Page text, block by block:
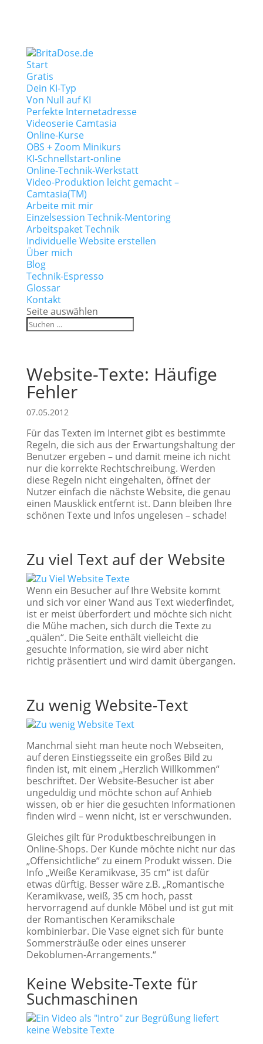
Start
Gratis
Dein KI-Typ
Von Null auf KI
Perfekte Internetadresse
Videoserie Camtasia
Online-Kurse
OBS + Zoom Minikurs
KI-Schnellstart-online
Online-Technik-Werkstatt
Video-Produktion leicht gemacht –
Camtasia(TM)
Arbeite mit mir
Einzelsession Technik-Mentoring
Arbeitspaket Technik
Individuelle Website erstellen
Über mich
Blog
Technik-Espresso
Glossar
Kontakt
Seite auswählen
Website-Texte: Häufige
Fehler
07.05.2012
Für das Texten im Internet gibt es bestimmte
Regeln, die sich aus der Erwartungshaltung der
Benutzer ergeben – und damit meine ich nicht
nur die korrekte Rechtschreibung. Werden
diese Regeln nicht eingehalten, öffnet der
Nutzer einfach die nächste Website, die genau
einen Mausklick entfernt ist. Dann bleiben Ihre
schönen Texte und Infos ungelesen – schade!
Zu viel Text auf der Website
Wenn ein Besucher auf Ihre Website kommt
und sich vor einer Wand aus Text wiederfindet,
ist er meist überfordert und möchte sich nicht
die Mühe machen, sich durch die Texte zu
„quälen“. Die Seite enthält vielleicht die
gesuchte Information, sie wird aber nicht
richtig präsentiert und wird damit übergangen.
Zu wenig Website-Text
Manchmal sieht man heute noch Webseiten,
auf deren Einstiegsseite ein großes Bild zu
finden ist, mit einem „Herzlich Willkommen“
beschriftet. Der Website-Besucher ist aber
ungeduldig und möchte schon auf Anhieb
wissen, ob er hier die gesuchten Informationen
finden wird – wenn nicht, ist er verschwunden.
Gleiches gilt für Produktbeschreibungen in
Online-Shops. Der Kunde möchte nicht nur das
„Offensichtliche“ zu einem Produkt wissen. Die
Info „Weiße Keramikvase, 35 cm“ ist dafür
etwas dürftig. Besser wäre z.B. „Romantische
Keramikvase, weiß, 35 cm hoch, passt
hervorragend auf dunkle Möbel und ist gut mit
der Romantischen Keramikschale
kombinierbar. Die Vase eignet sich für bunte
Sommersträuße oder eines unserer
Dekoblumen-Arrangements.“
Keine Website-Texte für
Suchmaschinen